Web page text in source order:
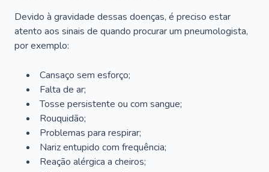
Devido à gravidade dessas doenças, é preciso estar
atento aos sinais de quando procurar um pneumologista,
por exemplo:
Cansaço sem esforço;
Falta de ar;
Tosse persistente ou com sangue;
Rouquidão;
Problemas para respirar;
Nariz entupido com frequência;
Reação alérgica a cheiros;